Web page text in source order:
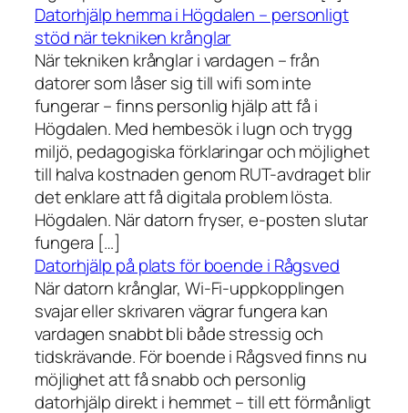
Datorhjälp hemma i Högdalen – personligt
stöd när tekniken krånglar
När tekniken krånglar i vardagen – från
datorer som låser sig till wifi som inte
fungerar – finns personlig hjälp att få i
Högdalen. Med hembesök i lugn och trygg
miljö, pedagogiska förklaringar och möjlighet
till halva kostnaden genom RUT-avdraget blir
det enklare att få digitala problem lösta.
Högdalen. När datorn fryser, e-posten slutar
fungera […]
Datorhjälp på plats för boende i Rågsved
När datorn krånglar, Wi-Fi-uppkopplingen
svajar eller skrivaren vägrar fungera kan
vardagen snabbt bli både stressig och
tidskrävande. För boende i Rågsved finns nu
möjlighet att få snabb och personlig
datorhjälp direkt i hemmet – till ett förmånligt